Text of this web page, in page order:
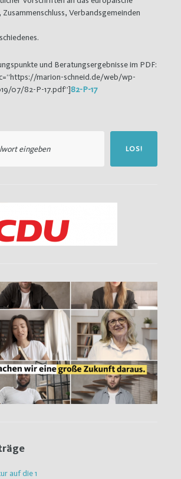
Verbandsgemeinden
und Beratungsergebnisse im PDF:
marion-schneid.de/web/wp-
07/82-P-17.pdf“]82-P-17
LOS!
auf die 1